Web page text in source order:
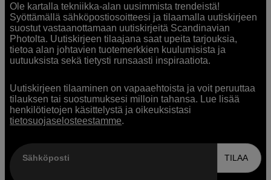
Ole kartalla tekniikka-alan uusimmista trendeistä!
Syöttämällä sähköpostiosoitteesi ja tilaamalla uutiskirjeen
suostut vastaanottamaan uutiskirjeitä Scandinavian
Photolta. Uutiskirjeen tilaajana saat upeita tarjouksia,
tietoa alan johtavien tuotemerkkien kuulumisista ja
uutuuksista sekä tietysti runsaasti inspiraatiota.
Uutiskirjeen tilaaminen on vapaaehtoista ja voit peruuttaa
tilauksen tai suostumuksesi milloin tahansa. Lue lisää
henkilötietojen käsittelystä ja oikeuksistasi
tietosuojaselosteestamme.
Sähköposti TILAA